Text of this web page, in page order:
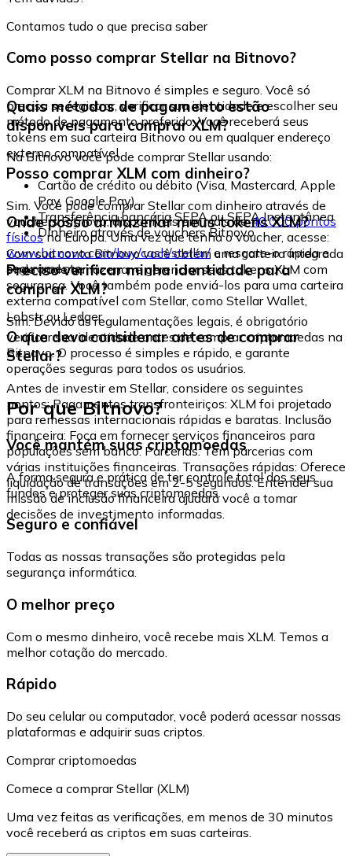
Contamos tudo o que precisa saber
Como posso comprar Stellar na Bitnovo?
Comprar XLM na Bitnovo é simples e seguro. Você só
precisa se registrar, verificar sua identidade e escolher seu
método de pagamento preferido. Você receberá seus
tokens em sua carteira Bitnovo ou em qualquer endereço
externo compatível.
Quais métodos de pagamento estão
disponíveis para comprar XLM?
Na Bitnovo você pode comprar Stellar usando:
Cartão de crédito ou débito (Visa, Mastercard, Apple
Pay, Google Pay)
Transferência bancária SEPA ou SEPA Instantânea
Dinheiro através de vouchers Bitnovo
Posso comprar XLM com dinheiro?
Sim. Você pode comprar Stellar com dinheiro através de
vouchers Bitnovo, disponíveis em mais de40.000 pontos
físicosna Europa. Uma vez que tenha o voucher, acesse:
www.bitnovo.com/buy/cash/stellar/ e resgate-o rápida e
seguramente.
Onde posso armazenar meus tokens XLM?
Com sua conta Bitnovo você obtém uma carteira integrada
onde pode armazenar e gerenciar seus tokens XLM com
segurança. Você também pode enviá-los para uma carteira
externa compatível com Stellar, como Stellar Wallet,
Lobstr ou Ledger.
Preciso verificar minha identidade para
comprar XLM?
Sim. Devido às regulamentações legais, é obrigatório
verificar sua identidade antes de comprar criptomoedas na
Bitnovo. O processo é simples e rápido, e garante
operações seguras para todos os usuários.
O que devo considerar antes de comprar
Stellar?
Antes de investir em Stellar, considere os seguintes
pontos: Pagamentos transfronteiriços: XLM foi projetado
para remessas internacionais rápidas e baratas. Inclusão
financeira: Foca em fornecer serviços financeiros para
populações sem banco. Parcerias: Tem parcerias com
várias instituições financeiras. Transações rápidas: Oferece
liquidação de transações em 2-5 segundos. Entender sua
missão de inclusão financeira ajudará você a tomar
decisões de investimento informadas.
Por que Bitnovo?
Você mantém suas criptomoedas
A forma segura e prática de ter controle total dos seus
fundos e proteger suas criptomoedas.
Seguro e confiável
Todas as nossas transações são protegidas pela
segurança informática.
O melhor preço
Com o mesmo dinheiro, você recebe mais XLM. Temos a
melhor cotação do mercado.
Rápido
Do seu celular ou computador, você poderá acessar nossas
plataformas e adquirir suas criptos.
Comprar criptomoedas
Comece a comprar Stellar (XLM)
Uma vez feitas as verificações, em menos de 30 minutos
você receberá as criptos em suas carteiras.